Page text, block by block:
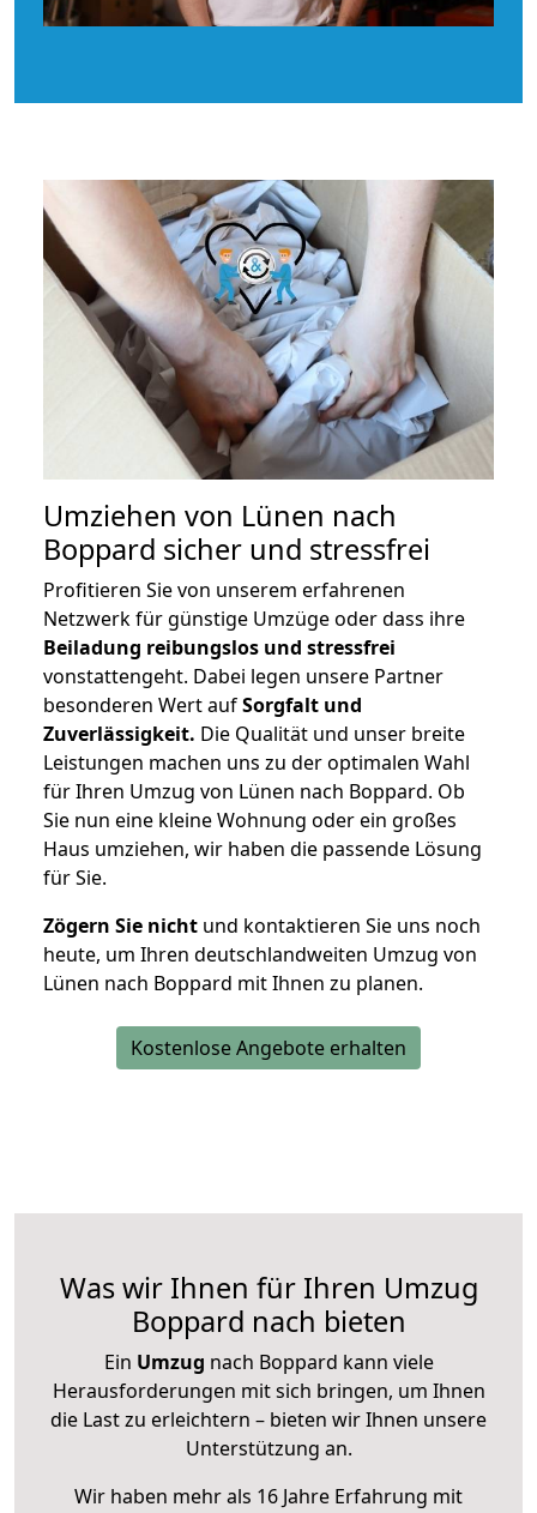
Umziehen von Lünen nach
Boppard sicher und stressfrei
Profitieren Sie von unserem erfahrenen
Netzwerk für günstige Umzüge oder dass ihre
Beiladung reibungslos und stressfrei
vonstattengeht. Dabei legen unsere Partner
besonderen Wert aufSorgfalt und
Zuverlässigkeit. Die Qualität und unser breite
Leistungen machen uns zu der optimalen Wahl
für Ihren Umzug von Lünen nach Boppard. Ob
Sie nun eine kleine Wohnung oder ein großes
Haus umziehen, wir haben die passende Lösung
für Sie.
Zögern Sie nicht und kontaktieren Sie uns noch
heute, um Ihren deutschlandweiten Umzug von
Lünen nach Boppard mit Ihnen zu planen.
Kostenlose Angebote erhalten
Was wir Ihnen für Ihren Umzug
Boppard nach bieten
Ein Umzug nach Boppard kann viele
Herausforderungen mit sich bringen, um Ihnen
die Last zu erleichtern – bieten wir Ihnen unsere
Unterstützung an.
Wir haben mehr als 16 Jahre Erfahrung mit